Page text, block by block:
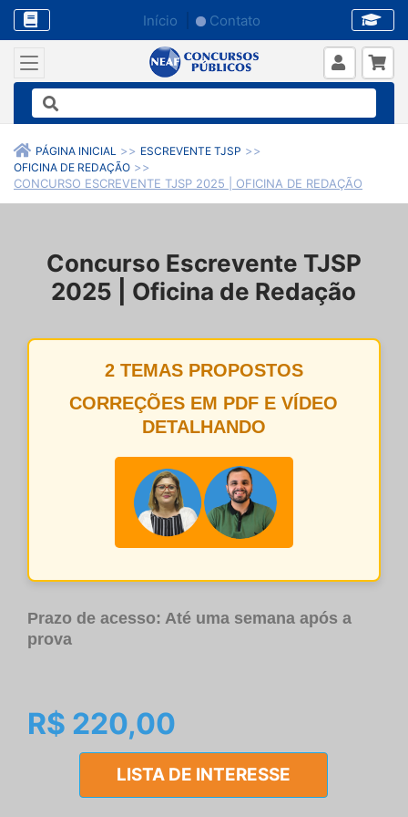
Início Contato
PÁGINA INICIAL
ESCREVENTE TJSP
OFICINA DE REDAÇÃO
CONCURSO ESCREVENTE TJSP 2025 | OFICINA DE REDAÇÃO
Concurso Escrevente TJSP
2025 | Oficina de Redação
2 TEMAS PROPOSTOS
CORREÇÕES EM PDF E VÍDEO
DETALHANDO
Prazo de acesso: Até uma semana após a
prova
R$ 220,00
LISTA DE INTERESSE